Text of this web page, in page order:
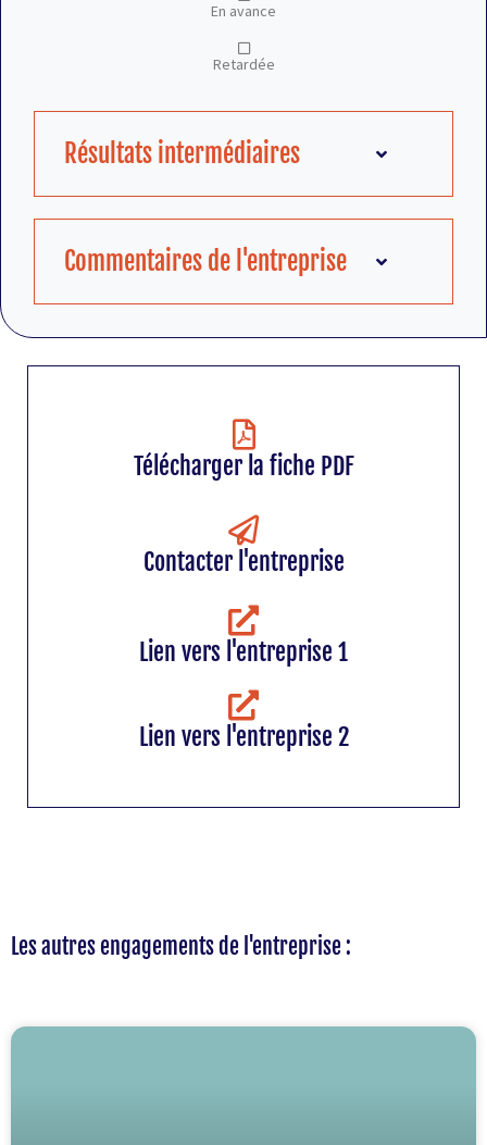
En avance
Retardée
Résultats intermédiaires
Commentaires de l'entreprise
Télécharger la fiche PDF
Contacter l'entreprise
Lien vers l'entreprise 1
Lien vers l'entreprise 2
Les autres engagements de l'entreprise :